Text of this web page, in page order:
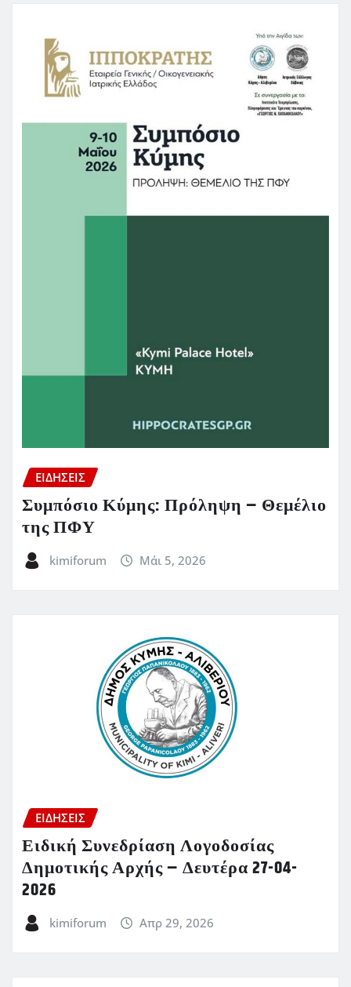
ΕΙΔΗΣΕΙΣ
Συμπόσιο Κύμης: Πρόληψη – Θεμέλιο
της ΠΦΥ
kimiforum Μάι 5, 2026
ΕΙΔΗΣΕΙΣ
Ειδική Συνεδρίαση Λογοδοσίας
Δημοτικής Αρχής – Δευτέρα 27-04-
2026
kimiforum Απρ 29, 2026